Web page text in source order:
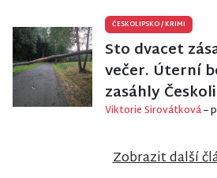
ČESKOLIPSKO/KRIMI
Sto dvacet
večer. Úterní
zasáhly
Viktorie Sirovátková–
Zobrazit další